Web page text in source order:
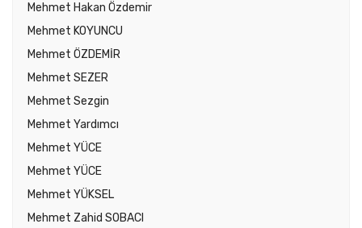
Mehmet Hakan Özdemir
Mehmet KOYUNCU
Mehmet ÖZDEMİR
Mehmet SEZER
Mehmet Sezgin
Mehmet Yardımcı
Mehmet YÜCE
Mehmet YÜCE
Mehmet YÜKSEL
Mehmet Zahid SOBACI